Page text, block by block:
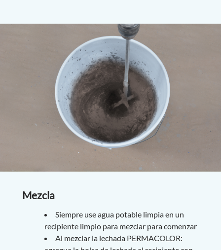
Mezcla
Siempre use agua potable limpia en un
recipiente limpio para mezclar para comenzar
Al mezclar la lechada PERMACOLOR: